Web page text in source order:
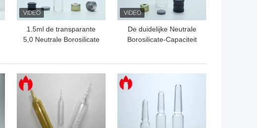
1.5ml de transparante
5,0 Neutrale Borosilicate
De duidelijke Neutrale
Borosilicate-Capaciteit
BESTE PRIJS BESTE PRIJS